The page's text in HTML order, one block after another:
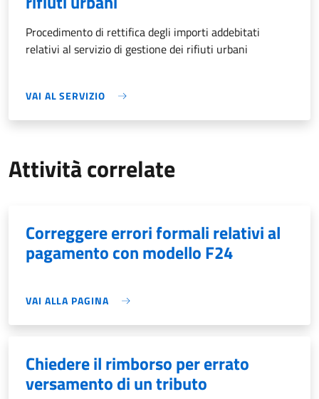
Procedimento di rettifica degli importi addebitati
relativi al servizio di gestione dei rifiuti urbani
VAI AL SERVIZIO
Attività correlate
Correggere errori formali relativi al
pagamento con modello F24
VAI ALLA PAGINA
Chiedere il rimborso per errato
versamento di un tributo